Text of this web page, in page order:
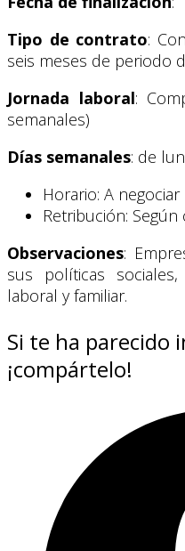
Tipo de contrato:
seis meses de periodo
Jornada laboral:
semanales)
Días semanales: de
Horario: A negociar
Retribución: Según
Observaciones:
sus políticas
laboral y familiar.
Si te ha parecido
¡compártelo!